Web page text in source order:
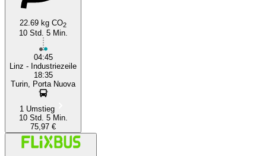
22.69 kg CO2
10 Std. 5 Min.
04:45
Linz - Industriezeile
18:35
Turin, Porta Nuova
1 Umstieg
10 Std. 5 Min.
75,97 €